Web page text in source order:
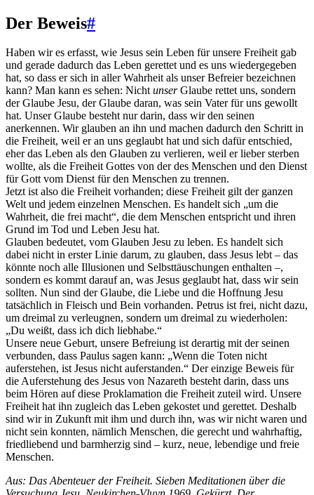
Der Beweis#
Haben wir es erfasst, wie Jesus sein Leben für unsere Freiheit gab
und gerade dadurch das Leben gerettet und es uns wiedergegeben
hat, so dass er sich in aller Wahrheit als unser Befreier bezeichnen
kann? Man kann es sehen: NichtunserGlaube rettet uns, sondern
der Glaube Jesu, der Glaube daran, was sein Vater für uns gewollt
hat. Unser Glaube besteht nur darin, dass wir den seinen
anerkennen. Wir glauben an ihn und machen dadurch den Schritt in
die Freiheit, weil er an uns geglaubt hat und sich dafür entschied,
eher das Leben als den Glauben zu verlieren, weil er lieber sterben
wollte, als die Freiheit Gottes von der des Menschen und den Dienst
für Gott vom Dienst für den Menschen zu trennen.
Jetzt ist also die Freiheit vorhanden; diese Freiheit gilt der ganzen
Welt und jedem einzelnen Menschen. Es handelt sich „um die
Wahrheit, die frei macht“, die dem Menschen entspricht und ihren
Grund im Tod und Leben Jesu hat.
Glauben bedeutet, vom Glauben Jesu zu leben. Es handelt sich
dabei nicht in erster Linie darum, zu glauben, dass Jesus lebt – das
könnte noch alle Illusionen und Selbsttäuschungen enthalten –,
sondern es kommt darauf an, was Jesus geglaubt hat, dass wir sein
sollten. Nun sind der Glaube, die Liebe und die Hoffnung Jesu
tatsächlich in Fleisch und Bein vorhanden. Petrus ist frei, nicht dazu,
um dreimal zu verleugnen, sondern um dreimal zu wiederholen:
„Du weißt, dass ich dich liebhabe.“
Unsere neue Geburt, unsere Befreiung ist derartig mit der seinen
verbunden, dass Paulus sagen kann: „Wenn die Toten nicht
auferstehen, ist Jesus nicht auferstanden.“ Der einzige Beweis für
die Auferstehung des Jesus von Nazareth besteht darin, dass uns
beim Hören auf diese Proklamation die Freiheit zuteil wird. Unsere
Freiheit hat ihn zugleich das Leben gekostet und gerettet. Deshalb
sind wir in Zukunft mit ihm und durch ihn, was wir nicht waren und
nicht sein konnten, nämlich Menschen, die gerecht und wahrhaftig,
friedliebend und barmherzig sind – kurz, neue, lebendige und freie
Menschen.
Aus: Das Abenteuer der Freiheit. Sieben Meditationen über die